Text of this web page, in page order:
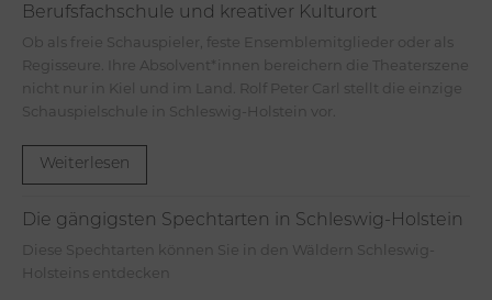
Berufsfachschule und kreativer Kulturort
Ob als freie Schauspieler, feste Ensemblemitglieder oder als
Regisseure. Ihre Absolvent*innen bereichern die Theaterszene
nicht nur in Kiel und im Land. Rolf Peter Carl stellt die einzige
Schauspielschule in Schleswig-Holstein vor.
Weiterlesen
Die gängigsten Spechtarten in Schleswig-Holstein
Diese Spechtarten können Sie in den Wäldern Schleswig-
Holsteins entdecken